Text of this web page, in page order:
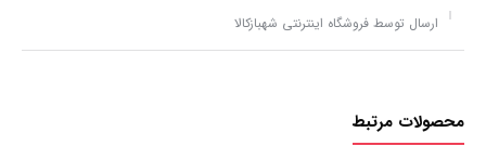
ارسال توسط فروشگاه اینترنتی شهبازکالا
محصولات مرتبط